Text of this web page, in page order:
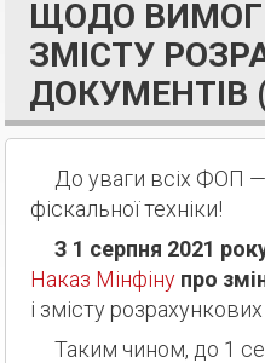
ЩОДО ВИМОГ
ЗМІСТУ
ДОКУМЕНТІВ
До уваги всіх ФОП — користувачів
фіскальної техніки!
З 1 серпня 2021
Наказ Мінфіну про
і змісту
Таким чином, до 1 серпня 2021 року РРО